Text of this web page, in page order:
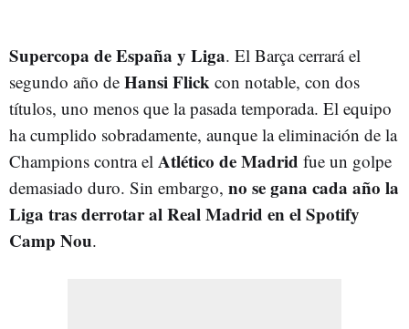
Supercopa de España y Liga. El Barça cerrará el
segundo año de Hansi Flick con notable, con dos
títulos, uno menos que la pasada temporada. El equipo
ha cumplido sobradamente, aunque la eliminación de la
Champions contra el Atlético de Madrid fue un golpe
demasiado duro. Sin embargo, no se gana cada año la
Liga tras derrotar al Real Madrid en el Spotify
Camp Nou.